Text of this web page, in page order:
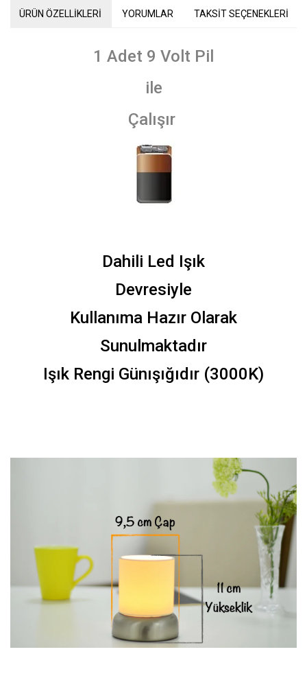
ÜRÜN ÖZELLİKLERİ YORUMLAR TAKSİT SEÇENEKLERİ
1 Adet 9 Volt Pil
ile
Çalışır
Dahili Led Işık
Devresiyle
Kullanıma Hazır Olarak
Sunulmaktadır
Işık Rengi Günışığıdır (3000K)